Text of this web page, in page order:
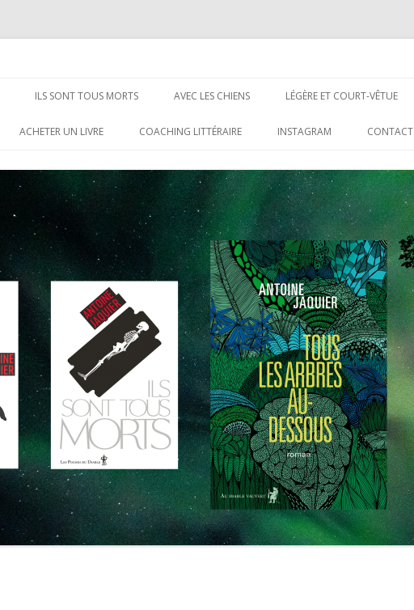
au
ILS SONT TOUS MORTS AVEC LES CHIENS LÉGÈRE ET COURT-VÊTUE
ACHETER UN LIVRE COACHING LITTÉRAIRE INSTAGRAM CONTACT